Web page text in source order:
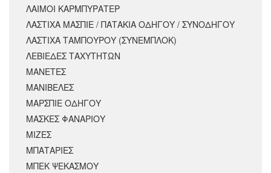
ΛΑΙΜΟΙ ΚΑΡΜΠΥΡΑΤΕΡ
ΛΑΣΤΙΧΑ ΜΑΣΠΙΕ / ΠΑΤΑΚΙΑ ΟΔΗΓΟΥ / ΣΥΝΟΔΗΓΟΥ
ΛΑΣΤΙΧΑ ΤΑΜΠΟΥΡΟΥ (ΣΥΝΕΜΠΛΟΚ)
ΛΕΒΙΕΔΕΣ ΤΑΧΥΤΗΤΩΝ
ΜΑΝΕΤΕΣ
ΜΑΝΙΒΕΛΕΣ
ΜΑΡΣΠΙΕ ΟΔΗΓΟΥ
ΜΑΣΚΕΣ ΦΑΝΑΡΙΟΥ
ΜΙΖΕΣ
ΜΠΑΤΑΡΙΕΣ
ΜΠΕΚ ΨΕΚΑΣΜΟΥ